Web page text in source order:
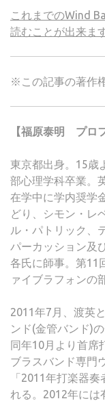
これまでのWind
読むことが出来ま
※この記事の著作
【福原泰明 プロ
東京都出身。15歳
部心理学科卒業。
在学中に学内奨学
どり、シモン・レ
ル・パトリック、
パーカッション及
各氏に師事。第11
ァイブラフォンの
2011年7月、渡英
ンド(金管バンド)
同年10月より首席
ブラスバンド専門
「2011年打楽器
れる。2012年には